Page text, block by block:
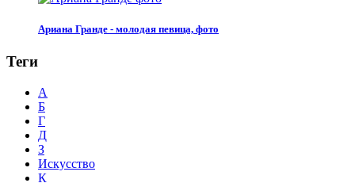
Ариана Гранде - молодая певица, фото
Теги
А
Б
Г
Д
З
Искусство
К